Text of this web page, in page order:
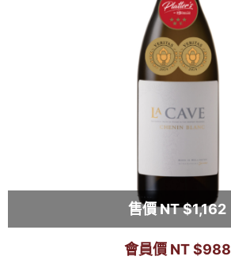
售價 NT $1,162
會員價 NT $988